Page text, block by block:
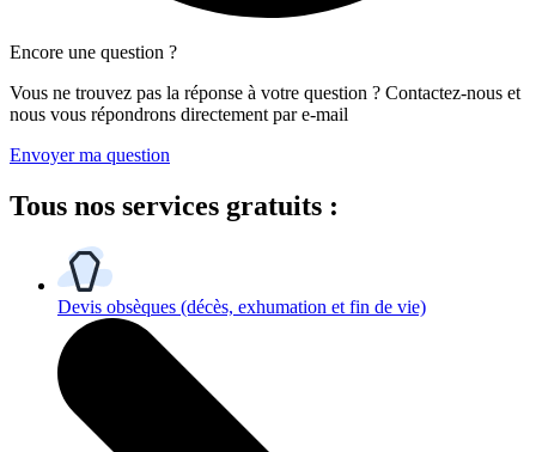
Encore une question ?
Vous ne trouvez pas la réponse à votre question ? Contactez-nous et
nous vous répondrons directement par e-mail
Envoyer ma question
Tous nos services gratuits :
Devis obsèques (décès, exhumation et fin de vie)